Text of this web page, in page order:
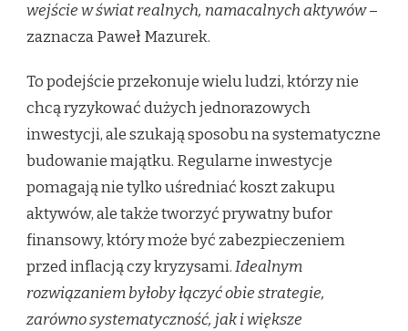
wejście w świat realnych, namacalnych aktywów–
zaznacza Paweł Mazurek.
To podejście przekonuje wielu ludzi, którzy nie
chcą ryzykować dużych jednorazowych
inwestycji, ale szukają sposobu na systematyczne
budowanie majątku. Regularne inwestycje
pomagają nie tylko uśredniać koszt zakupu
aktywów, ale także tworzyć prywatny bufor
finansowy, który może być zabezpieczeniem
przed inflacją czy kryzysami.Idealnym
rozwiązaniem byłoby łączyć obie strategie,
zarówno systematyczność, jak i większe